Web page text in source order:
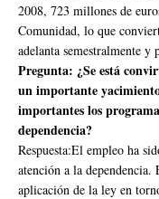
2008, 723 millones de
Comunidad, lo que
adelanta semestralmente y
Pregunta: ¿Se está
un importante
importantes los
dependencia?
Respuesta:El empleo ha
atención a la dependencia.
aplicación de la ley en